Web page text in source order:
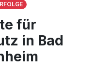
für
in Bad